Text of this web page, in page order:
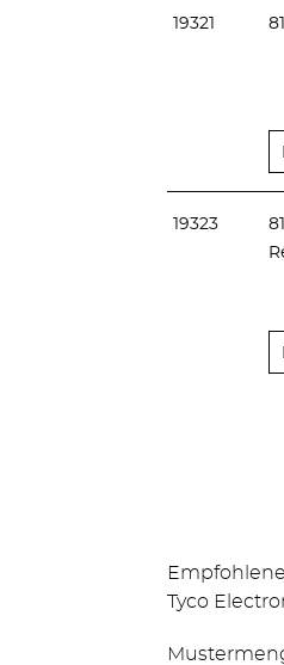
19321
19323
Tyco